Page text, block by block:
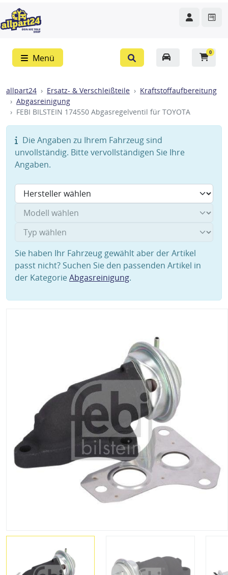
Menü
0
allpart24 Ersatz- & Verschleißteile
Kraftstoffaufbereitung
Abgasreinigung
FEBI BILSTEIN 174550 Abgasregelventil für TOYOTA
Die Angaben zu Ihrem Fahrzeug sind
unvollständig. Bitte vervollständigen Sie Ihre
Angaben.
Sie haben Ihr Fahrzeug gewählt aber der Artikel
passt nicht? Suchen Sie den passenden Artikel in
der KategorieAbgasreinigung.